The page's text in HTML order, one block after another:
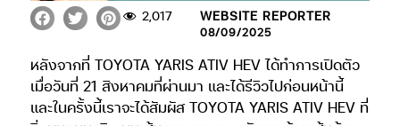
WEBSITE REPORTER
08/09/2025
2,017
หลังจากที่ TOYOTA YARIS ATIV HEV ได้ทำการเปิดตัว
เมื่อวันที่ 21 สิงหาคมที่ผ่านมา และได้รีวิวไปก่อนหน้านี้
และในครั้งนี้เราจะได้สัมผัส TOYOTA YARIS ATIV HEV ที่